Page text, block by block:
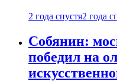
2 года спустя2 года
Собянин:
победил на